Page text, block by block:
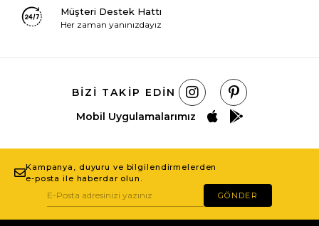
Müşteri Destek Hattı
Her zaman yanınızdayız
BIZI TAKIP EDIN
Mobil Uygulamalarımız
Kampanya, duyuru ve bilgilendirmelerden
e-posta ile haberdar olun.
GÖNDER